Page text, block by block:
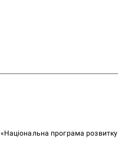
програма розвитку